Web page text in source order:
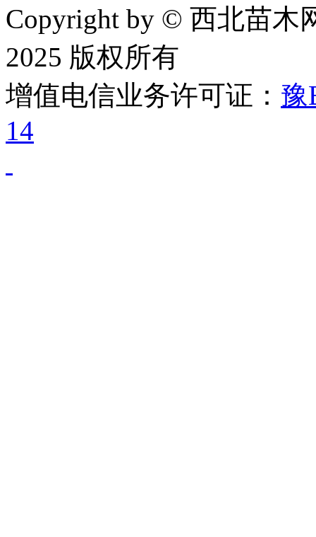
Copyright by © 西北苗木
2025 版权所有
增值电信业务许可证： 豫
14